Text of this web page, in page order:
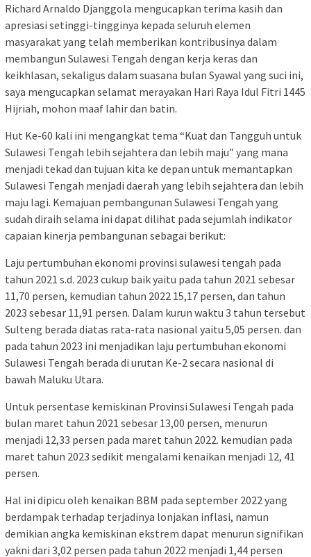
Richard Arnaldo Djanggola mengucapkan terima kasih dan
apresiasi setinggi-tingginya kepada seluruh elemen
masyarakat yang telah memberikan kontribusinya dalam
membangun Sulawesi Tengah dengan kerja keras dan
keikhlasan, sekaligus dalam suasana bulan Syawal yang suci ini,
saya mengucapkan selamat merayakan Hari Raya Idul Fitri 1445
Hijriah, mohon maaf lahir dan batin.
Hut Ke-60 kali ini mengangkat tema “Kuat dan Tangguh untuk
Sulawesi Tengah lebih sejahtera dan lebih maju” yang mana
menjadi tekad dan tujuan kita ke depan untuk memantapkan
Sulawesi Tengah menjadi daerah yang lebih sejahtera dan lebih
maju lagi. Kemajuan pembangunan Sulawesi Tengah yang
sudah diraih selama ini dapat dilihat pada sejumlah indikator
capaian kinerja pembangunan sebagai berikut:
Laju pertumbuhan ekonomi provinsi sulawesi tengah pada
tahun 2021 s.d. 2023 cukup baik yaitu pada tahun 2021 sebesar
11,70 persen, kemudian tahun 2022 15,17 persen, dan tahun
2023 sebesar 11,91 persen. Dalam kurun waktu 3 tahun tersebut
Sulteng berada diatas rata-rata nasional yaitu 5,05 persen. dan
pada tahun 2023 ini menjadikan laju pertumbuhan ekonomi
Sulawesi Tengah berada di urutan Ke-2 secara nasional di
bawah Maluku Utara.
Untuk persentase kemiskinan Provinsi Sulawesi Tengah pada
bulan maret tahun 2021 sebesar 13,00 persen, menurun
menjadi 12,33 persen pada maret tahun 2022. kemudian pada
maret tahun 2023 sedikit mengalami kenaikan menjadi 12, 41
persen.
Hal ini dipicu oleh kenaikan BBM pada september 2022 yang
berdampak terhadap terjadinya lonjakan inflasi, namun
demikian angka kemiskinan ekstrem dapat menurun signifikan
yakni dari 3,02 persen pada tahun 2022 menjadi 1,44 persen